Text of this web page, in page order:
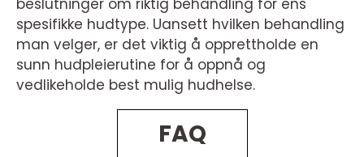
beslutninger om riktig behandling for ens
spesifikke hudtype. Uansett hvilken behandling
man velger, er det viktig å opprettholde en
sunn hudpleierutine for å oppnå og
vedlikeholde best mulig hudhelse.
FAQ